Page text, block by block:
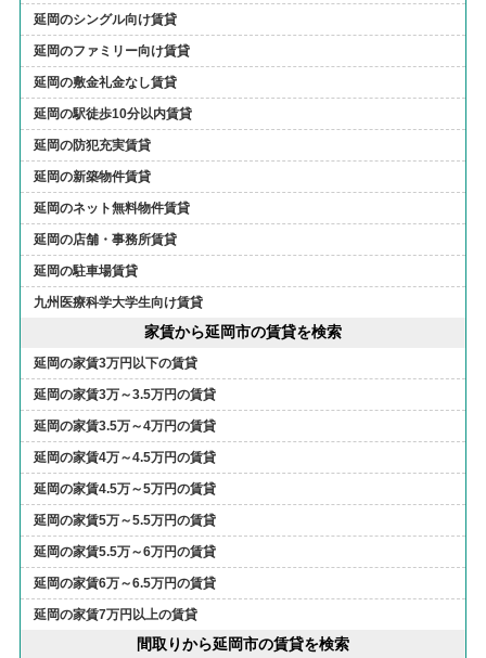
延岡のシングル向け賃貸
延岡のファミリー向け賃貸
延岡の敷金礼金なし賃貸
延岡の駅徒歩10分以内賃貸
延岡の防犯充実賃貸
延岡の新築物件賃貸
延岡のネット無料物件賃貸
延岡の店舗・事務所賃貸
延岡の駐車場賃貸
九州医療科学大学生向け賃貸
家賃から延岡市の賃貸を検索
延岡の家賃3万円以下の賃貸
延岡の家賃3万～3.5万円の賃貸
延岡の家賃3.5万～4万円の賃貸
延岡の家賃4万～4.5万円の賃貸
延岡の家賃4.5万～5万円の賃貸
延岡の家賃5万～5.5万円の賃貸
延岡の家賃5.5万～6万円の賃貸
延岡の家賃6万～6.5万円の賃貸
延岡の家賃7万円以上の賃貸
間取りから延岡市の賃貸を検索